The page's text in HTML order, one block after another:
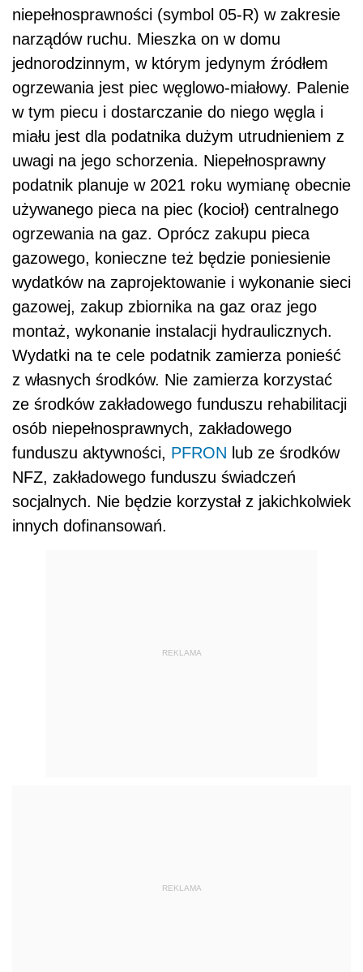
niepełnosprawności (symbol 05-R) w zakresie
narządów ruchu. Mieszka on w domu
jednorodzinnym, w którym jedynym źródłem
ogrzewania jest piec węglowo-miałowy. Palenie
w tym piecu i dostarczanie do niego węgla i
miału jest dla podatnika dużym utrudnieniem z
uwagi na jego schorzenia. Niepełnosprawny
podatnik planuje w 2021 roku wymianę obecnie
używanego pieca na piec (kocioł) centralnego
ogrzewania na gaz. Oprócz zakupu pieca
gazowego, konieczne też będzie poniesienie
wydatków na zaprojektowanie i wykonanie sieci
gazowej, zakup zbiornika na gaz oraz jego
montaż, wykonanie instalacji hydraulicznych.
Wydatki na te cele podatnik zamierza ponieść
z własnych środków. Nie zamierza korzystać
ze środków zakładowego funduszu rehabilitacji
osób niepełnosprawnych, zakładowego
funduszu aktywności, PFRON lub ze środków
NFZ, zakładowego funduszu świadczeń
socjalnych. Nie będzie korzystał z jakichkolwiek
innych dofinansowań.
REKLAMA
REKLAMA